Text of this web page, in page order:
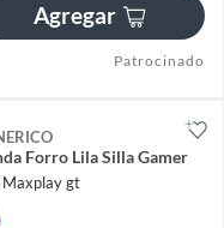
Agregar
Patrocinado
Forro Lila Silla Gamer
Maxplay gt